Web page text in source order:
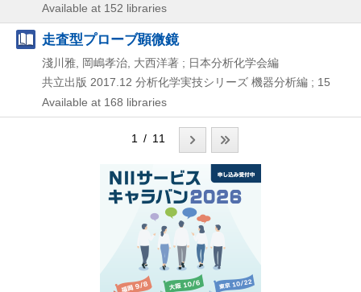
Available at 152 libraries
走査型プローブ顕微鏡
淺川雅, 岡嶋孝治, 大西洋著 ; 日本分析化学会編
共立出版 2017.12 分析化学実技シリーズ 機器分析編 ; 15
Available at 168 libraries
1 / 11